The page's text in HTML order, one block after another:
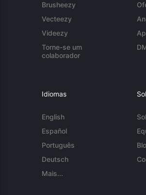
Brusheezy
Vecteezy
Videezy
Torne-se um
colaborador
Idiomas
English
Español
Português
Deutsch
Mais...